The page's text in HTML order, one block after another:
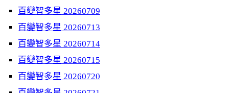
百變智多星 20260709
百變智多星 20260713
百變智多星 20260714
百變智多星 20260715
百變智多星 20260720